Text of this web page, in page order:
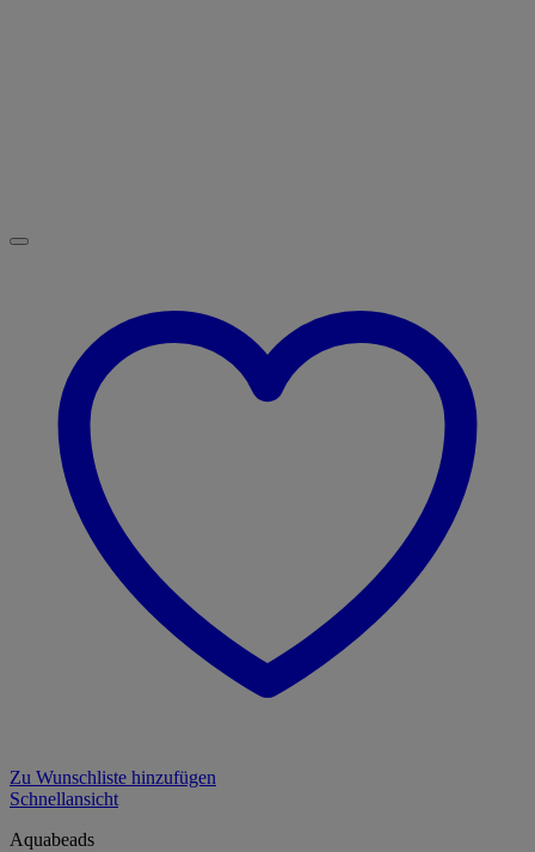
Zu Wunschliste hinzufügen
Schnellansicht
Aquabeads